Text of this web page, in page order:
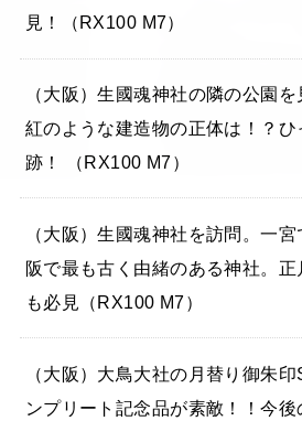
見！（RX100 M7）
（大阪）生國魂神社の隣の公園
紅のような建造物の正体は！？
跡！ （RX100 M7）
（大阪）生國魂神社を訪問。一
阪で最も古く由緒のある神社。
も必見（RX100 M7）
（大阪）大鳥大社の月替り御朱
ンプリート記念品が素敵！！今後